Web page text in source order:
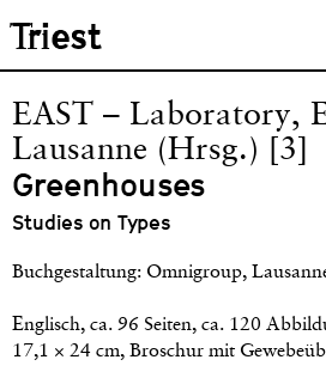
Skip
main
content
Triest
EAST – Laboratory,
Lausanne (Hrsg.) [3]
Greenhouses
Studies on Types
Buchgestaltung: Omnigroup,
Englisch, ca. 96 Seiten, ca. 120
17,1 × 24 cm, Broschur mit